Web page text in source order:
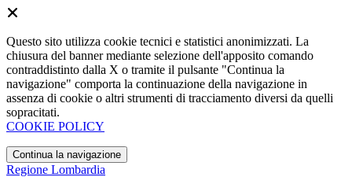
Questo sito utilizza cookie tecnici e statistici anonimizzati. La
chiusura del banner mediante selezione dell'apposito comando
contraddistinto dalla X o tramite il pulsante "Continua la
navigazione" comporta la continuazione della navigazione in
assenza di cookie o altri strumenti di tracciamento diversi da quelli
sopracitati.
COOKIE POLICY
Continua la navigazione
Regione Lombardia